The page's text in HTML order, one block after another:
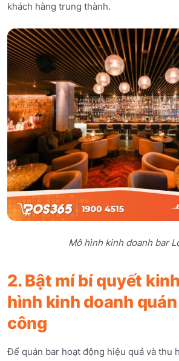
khách hàng trung thành.
Mô hình kinh doanh bar
2. Bật mí bí quyết
hình kinh doanh
công
Để quán bar hoạt động hiệu quả và thu